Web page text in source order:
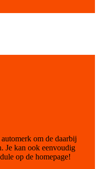
om de daarbij
Je kan ook eenvoudig
op de homepage!